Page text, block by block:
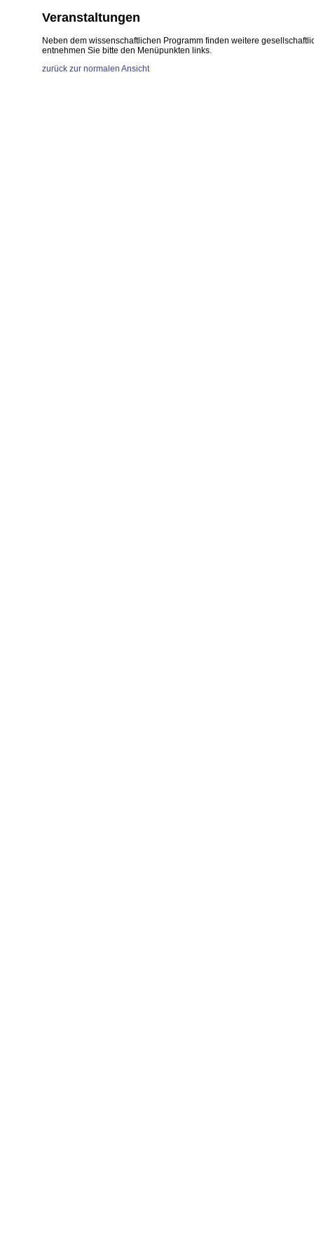
Veranstaltungen
Neben dem wissenschaftlichen Programm finden weitere
entnehmen Sie bitte den Menüpunkten links.
zurück zur normalen Ansicht